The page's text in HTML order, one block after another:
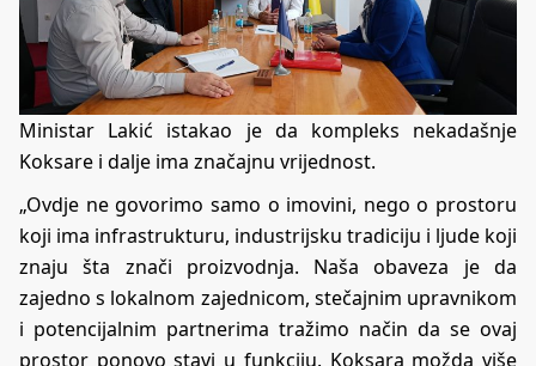
Ministar Lakić istakao je da kompleks nekadašnje
Koksare i dalje ima značajnu vrijednost.
„Ovdje ne govorimo samo o imovini, nego o prostoru
koji ima infrastrukturu, industrijsku tradiciju i ljude koji
znaju šta znači proizvodnja. Naša obaveza je da
zajedno s lokalnom zajednicom, stečajnim upravnikom
i potencijalnim partnerima tražimo način da se ovaj
prostor ponovo stavi u funkciju. Koksara možda više